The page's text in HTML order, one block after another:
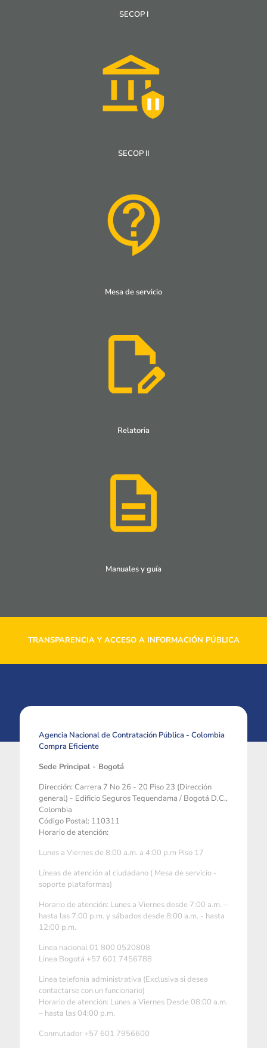
SECOP I
SECOP II
Mesa de servicio
Relatoria
Manuales y guía
TRANSPARENCIA Y ACCESO A INFORMACIÓN PÚBLICA
Agencia Nacional de Contratación Pública - Colombia
Compra Eficiente
Sede Principal - Bogotá
Dirección: Carrera 7 No 26 - 20 Piso 23 (Dirección
general) - Edificio Seguros Tequendama / Bogotá D.C.,
Colombia
Código Postal: 110311
Horario de atención:
Lunes a Viernes de 8:00 a.m. a 4:00 p.m Piso 17
Líneas de atención al ciudadano ( Mesa de servicio -
soporte plataformas)
Horario de atención: Lunes a Viernes desde 7:00 a.m. –
hasta las 7:00 p.m. y sábados desde 8:00 a.m. - hasta
12:00 p.m.
Linea nacional 01 800 0520808
Linea Bogotá +57 601 7456788
Linea telefonía administrativa (Exclusiva si desea
contactarse con un funcionario)
Horario de atención: Lunes a Viernes Desde 08:00 a.m.
– hasta las 04:00 p.m.
Conmutador +57 601 7956600